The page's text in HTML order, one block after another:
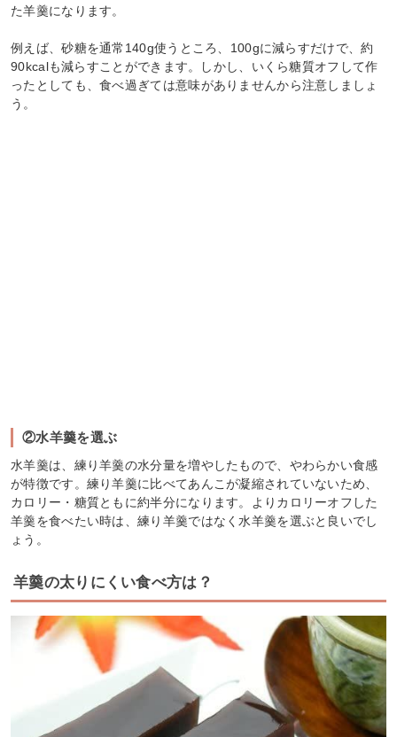
た羊羹になります。
例えば、砂糖を通常140g使うところ、100gに減らすだけで、約
90kcalも減らすことができます。しかし、いくら糖質オフして作
ったとしても、食べ過ぎては意味がありませんから注意しましょ
う。
②水羊羹を選ぶ
水羊羹は、練り羊羹の水分量を増やしたもので、やわらかい食感
が特徴です。練り羊羹に比べてあんこが凝縮されていないため、
カロリー・糖質ともに約半分になります。よりカロリーオフした
羊羹を食べたい時は、練り羊羹ではなく水羊羹を選ぶと良いでし
ょう。
羊羹の太りにくい食べ方は？